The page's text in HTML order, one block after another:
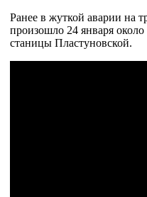
Ранее в жуткой аварии на
произошло 24 января
станицы Пластуновской.